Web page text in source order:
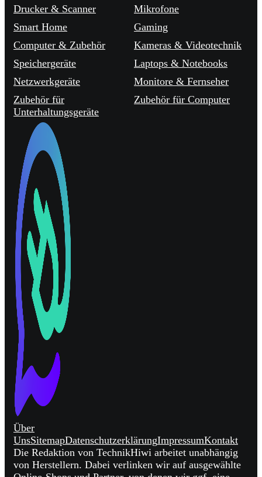
Drucker & Scanner
Mikrofone
Smart Home
Gaming
Computer & Zubehör
Kameras & Videotechnik
Speichergeräte
Laptops & Notebooks
Netzwerkgeräte
Monitore & Fernseher
Zubehör für
Unterhaltungsgeräte
Zubehör für Computer
Über
UnsSitemapDatenschutzerklärungImpressumKontakt
Die Redaktion von TechnikHiwi arbeitet unabhängig
von Herstellern. Dabei verlinken wir auf ausgewählte